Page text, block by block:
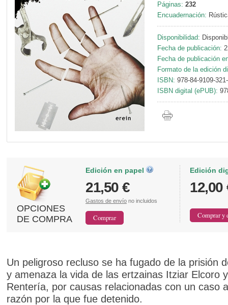
Páginas: 232
Encuadernación:
Disponibilidad:
Fecha de publicación:
Fecha de publicación
Formato de la edición
ISBN: 978-84-9109-
ISBN digital (ePUB):
OPCIONES
DE COMPRA
Edición en papel
21,50 €
Gastos de envío no incluidos
Edición
12,00
Un peligroso recluso se ha fugado de la prisión
y amenaza la vida de las ertzainas Itziar Elcoro
Rentería, por causas relacionadas con un caso
razón por la que fue detenido.